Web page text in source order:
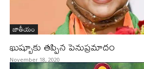
జాతీయం
ఖుష్బూకు తప్పిన పెనుప్రమాదం
November 18, 2020